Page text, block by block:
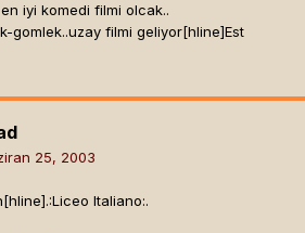
iyi komedi filmi olcak..
gomlek..uzay filmi geliyor[hline]Est
25, 2003
.:Liceo Italiano:.